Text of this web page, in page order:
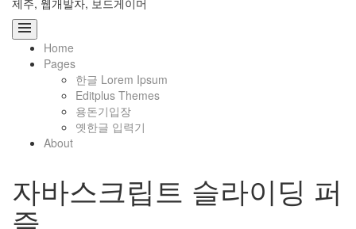
제주, 웹개발자, 보드게이머
Home
Pages
한글 Lorem Ipsum
Editplus Themes
용돈기입장
옛한글 입력기
About
자바스크립트 슬라이딩 퍼
즐